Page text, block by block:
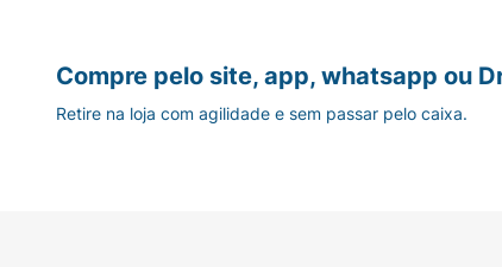
Compre pelo site, app, whatsapp ou
Retire na loja com agilidade e sem passar pelo caixa.